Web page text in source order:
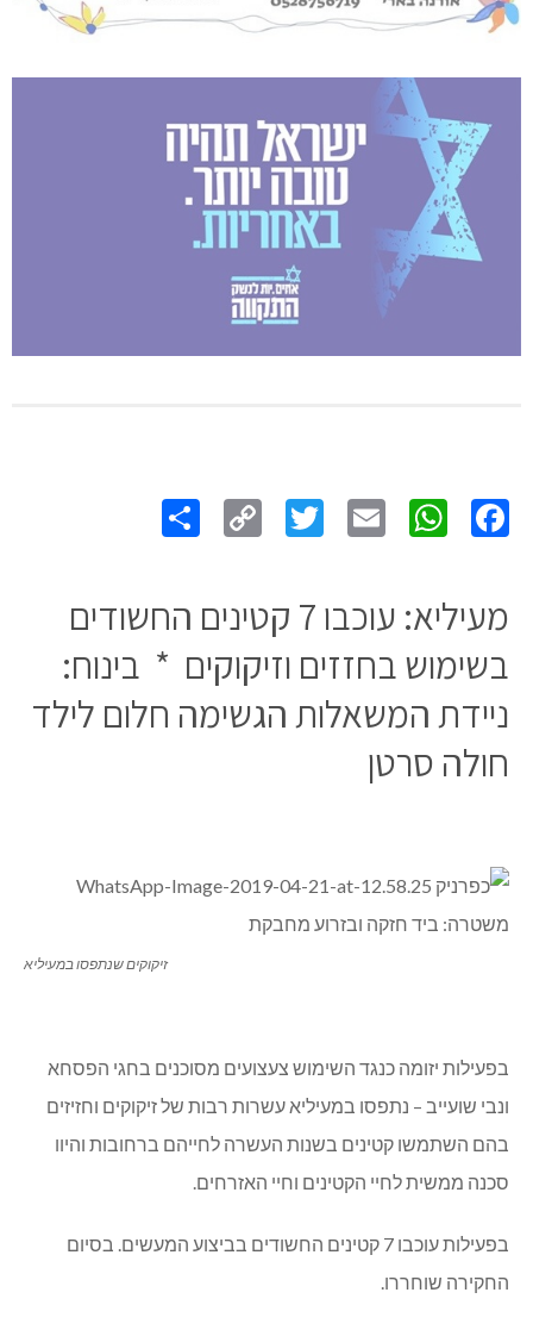
Link
מעיליא: עוכבו 7 קטינים החשודים
בשימוש בחזזים וזיקוקים * בינוח:
ניידת המשאלות הגשימה חלום לילד
חולה סרטן
זיקוקים שנתפסו במעיליא
בפעילות יזומה כנגד השימוש צעצועים מסוכנים בחגי הפסחא
ונבי שועייב – נתפסו במעיליא עשרות רבות של זיקוקים וחזיזים
בהם השתמשו קטינים בשנות העשרה לחייהם ברחובות והיוו
סכנה ממשית לחיי הקטינים וחיי האזרחים.
בפעילות עוכבו 7 קטינים החשודים בביצוע המעשים. בסיום
החקירה שוחררו.